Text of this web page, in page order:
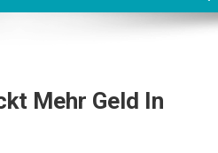
Mehr Geld In